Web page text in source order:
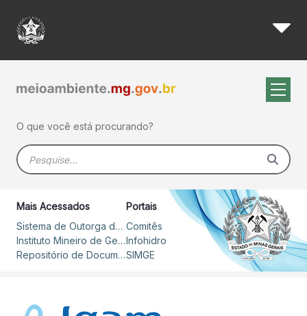
Pular para o Conteúdo principal
Plano traça ações
O que você está procurando?
Barra de busca
Mais Acessados
Sistema de Outorga de Direito de Uso de Recursos Hídricos – SOUT
Instituto Mineiro de Gestão das Águas
Repositório de Documentos
Portais
Comitês
Infohidro
SIMGE